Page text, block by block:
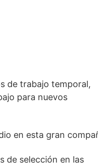
de trabajo temporal,
para nuevos
en esta gran
de selección en las